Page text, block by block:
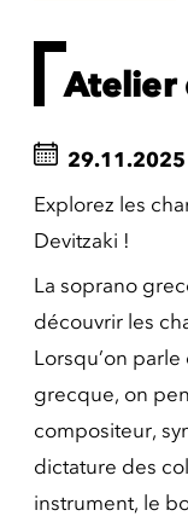
Atelier
29.11.2025
Explorez les
Devitzaki !
La soprano
découvrir les
Lorsqu’on
grecque, on
compositeur,
dictature des
instrument, le